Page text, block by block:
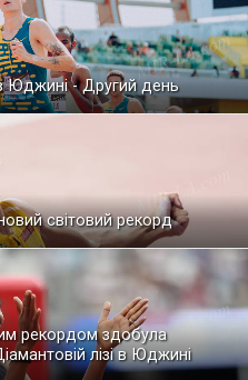
Юджині - Другий день
світовий рекорд
рекордом здобула
лізі в Юджині